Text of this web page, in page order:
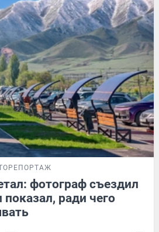
фотограф съездил
ради чего